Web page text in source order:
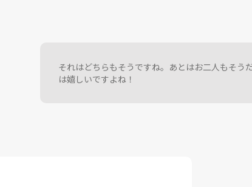
それはどちらもそうですね。あとはお二人もそう
は嬉しいですよね！